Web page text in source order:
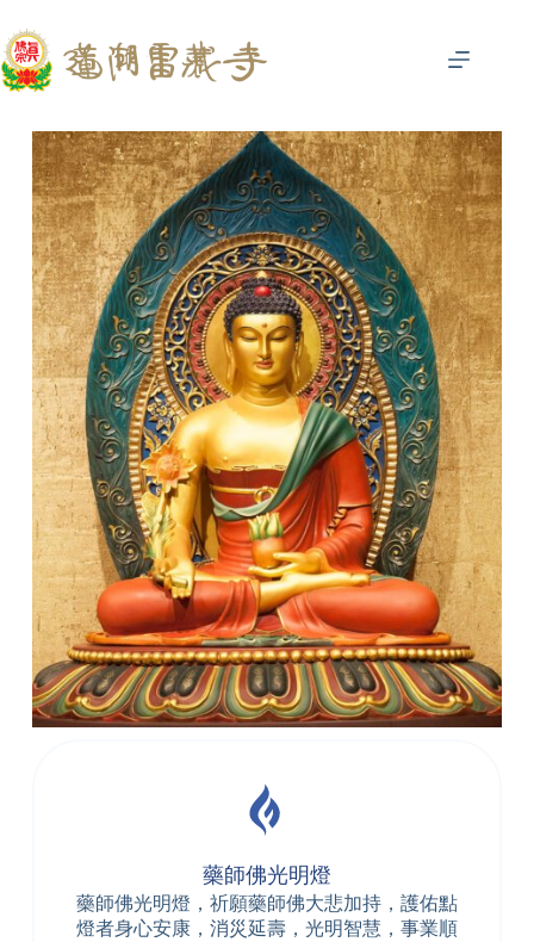
藥師佛光明燈
藥師佛光明燈，祈願藥師佛大悲加持，護佑點
燈者身心安康，消災延壽，光明智慧，事業順